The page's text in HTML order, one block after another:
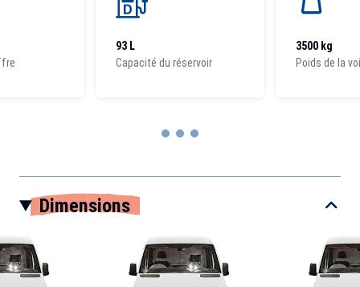
93 L
Capacité du réservoir
3500 kg
Poids de la
Dimensions